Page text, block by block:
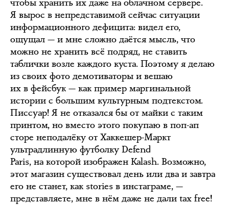
Я вырос в непредставимой сейчас ситуации
информационного дефицита: видел его,
ощущал — и мне сложно даётся мысль, что
можно не хранить всё подряд, не ставить
таблички возле каждого куста. Поэтому я делаю
из своих фото демотиваторы и вешаю
их в фейсбук — как пример маргинальной
истории с большим культурным подтекстом.
Писсуар! Я не отказался бы от майки с таким
принтом, но вместо этого покупаю в поп-ап
сторе неподалёку от Хаккешер-Маркт
ультрадлинную футболку Defend
Paris, на которой изображен Kalash. Возможно,
этот магазин существовал день или два и завтра
его не станет, как stories в инстаграме, —
представляете, мне в нём даже не дали tax free!